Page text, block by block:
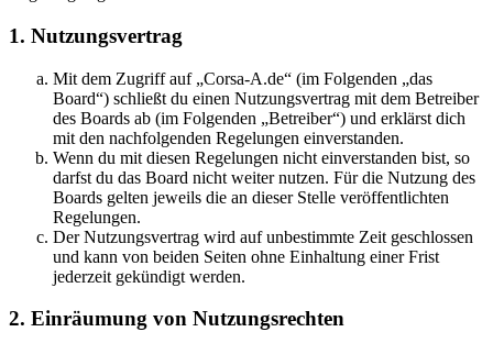
1. Nutzungsvertrag
Mit dem Zugriff auf „Corsa-A.de“ (im Folgenden „das
Board“) schließt du einen Nutzungsvertrag mit dem Betreiber
des Boards ab (im Folgenden „Betreiber“) und erklärst dich
mit den nachfolgenden Regelungen einverstanden.
Wenn du mit diesen Regelungen nicht einverstanden bist, so
darfst du das Board nicht weiter nutzen. Für die Nutzung des
Boards gelten jeweils die an dieser Stelle veröffentlichten
Regelungen.
Der Nutzungsvertrag wird auf unbestimmte Zeit geschlossen
und kann von beiden Seiten ohne Einhaltung einer Frist
jederzeit gekündigt werden.
2. Einräumung von Nutzungsrechten